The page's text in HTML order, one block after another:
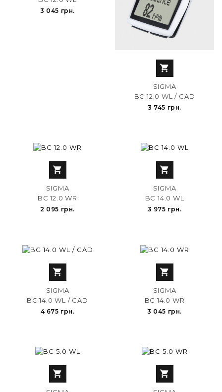
3 045 грн.

SIGMA
BC 12.0 WL / CAD
3 745 грн.

SIGMA
BC 12.0 WR
2 095 грн.

SIGMA
BC 14.0 WL
3 975 грн.

SIGMA
BC 14.0 WL / CAD
4 675 грн.

SIGMA
BC 14.0 WR
3 045 грн.
 